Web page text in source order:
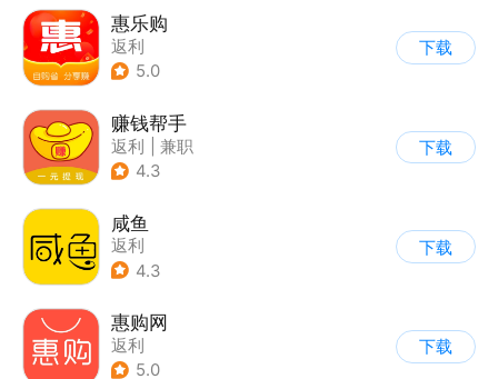
惠乐购
返利
5.0
下载
赚钱帮手
返利
兼职
4.3
下载
咸鱼
返利
4.3
下载
惠购网
返利
5.0
下载